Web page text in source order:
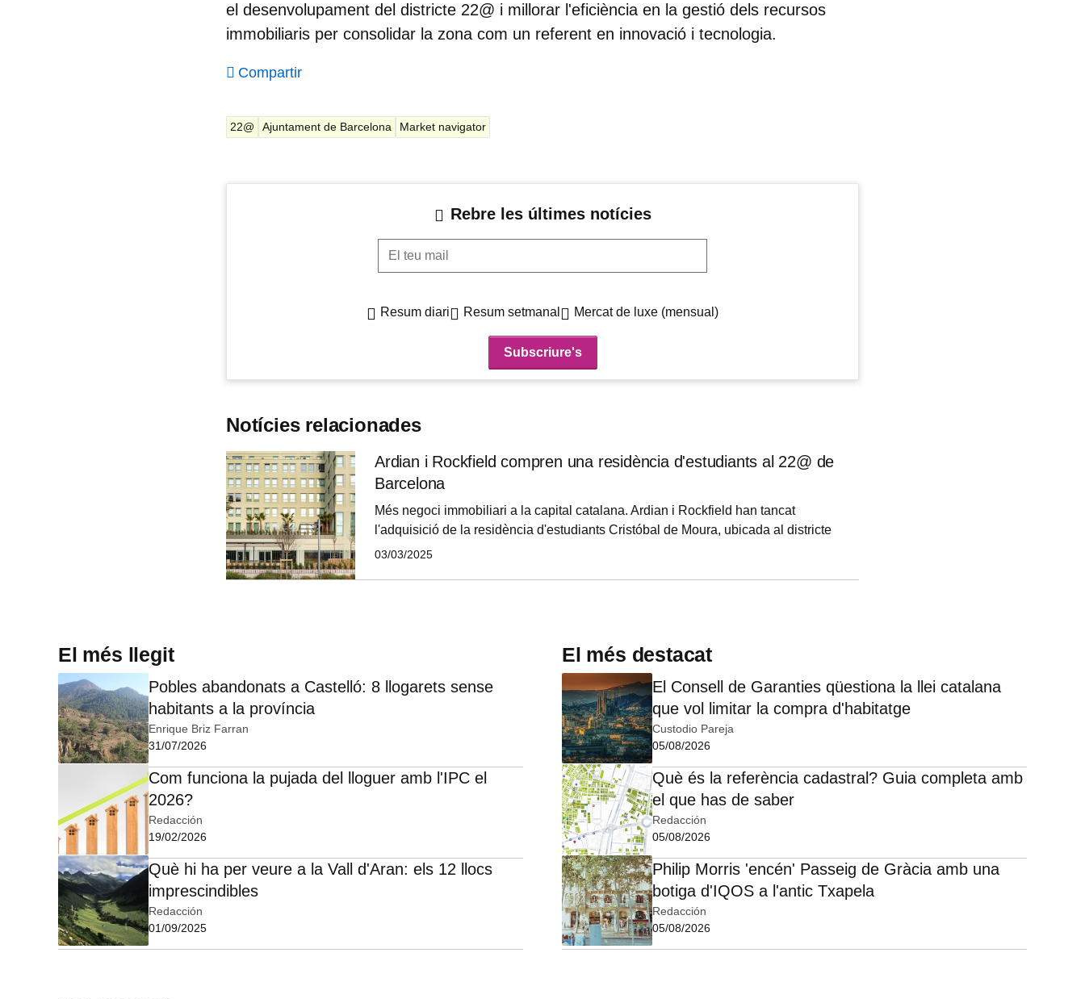
el desenvolupament del districte 22@ i millorar l'eficiència en la gestió dels recursos
immobiliaris per consolidar la zona com un referent en innovació i tecnologia.
Compartir
22@ Ajuntament de Barcelona Market navigator
Rebre les últimes notícies
El teu mail
Resum diari Resum setmanal Mercat de luxe (mensual)
Notícies relacionades
Ardian i Rockfield compren una residència d'estudiants al 22@ de
Barcelona
Més negoci immobiliari a la capital catalana. Ardian i Rockfield han tancat
l'adquisició de la residència d'estudiants Cristóbal de Moura, ubicada al districte
tecnològic 22@ de Barcelona, en una operació que reforça la seva estratègia
03/03/2025
El més llegit
Pobles abandonats a Castelló: 8 llogarets sense
habitants a la província
Enrique Briz Farran
31/07/2026
Com funciona la pujada del lloguer amb l'IPC el
2026?
Redacción
19/02/2026
Què hi ha per veure a la Vall d'Aran: els 12 llocs
imprescindibles
Redacción
01/09/2025
El més destacat
El Consell de Garanties qüestiona la llei catalana
que vol limitar la compra d'habitatge
Custodio Pareja
05/08/2026
Què és la referència cadastral? Guia completa amb
el que has de saber
Redacción
05/08/2026
Philip Morris 'encén' Passeig de Gràcia amb una
botiga d'IQOS a l'antic Txapela
Redacción
05/08/2026